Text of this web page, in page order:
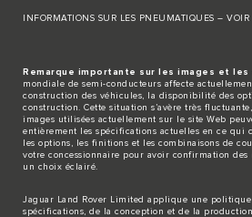
INFORMATIONS SUR LES PNEUMATIQUES –
Remarque importante sur les images et
mondiale de semi-conducteurs affecte
construction des véhicules, la disponibilité des
construction. Cette situation s’avère très
images utilisées actuellement sur le site Web
entièrement les spécifications actuelles en ce qui
les options, les finitions et les combinaisons de
votre concessionnaire pour avoir confirmation
un choix éclairé.
Jaguar Land Rover Limited applique une
spécifications, de la conception et de la